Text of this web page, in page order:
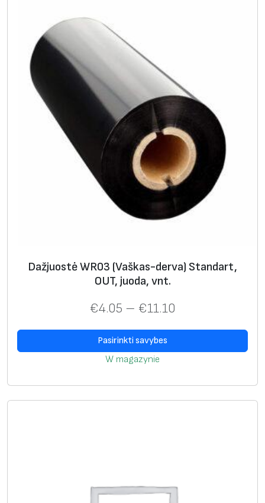
Dažjuostė WR03 (Vaškas-derva) Standart,
OUT, juoda, vnt.
€4.05 – €11.10
Pasirinkti savybes
W magazynie